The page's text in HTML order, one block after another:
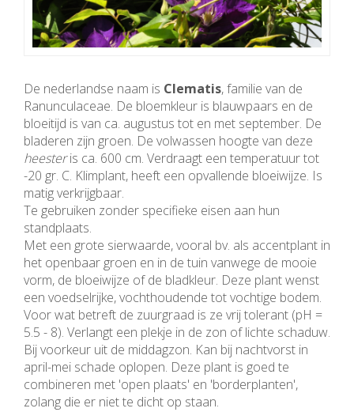
De nederlandse naam is Clematis, familie van de
Ranunculaceae. De bloemkleur is blauwpaars en de
bloeitijd is van ca. augustus tot en met september. De
bladeren zijn groen. De volwassen hoogte van deze
heesteris ca. 600 cm. Verdraagt een temperatuur tot
-20 gr. C. Klimplant, heeft een opvallende bloeiwijze. Is
matig verkrijgbaar.
Te gebruiken zonder specifieke eisen aan hun
standplaats.
Met een grote sierwaarde, vooral bv. als accentplant in
het openbaar groen en in de tuin vanwege de mooie
vorm, de bloeiwijze of de bladkleur. Deze plant wenst
een voedselrijke, vochthoudende tot vochtige bodem.
Voor wat betreft de zuurgraad is ze vrij tolerant (pH =
5.5 - 8). Verlangt een plekje in de zon of lichte schaduw.
Bij voorkeur uit de middagzon. Kan bij nachtvorst in
april-mei schade oplopen. Deze plant is goed te
combineren met 'open plaats' en 'borderplanten',
zolang die er niet te dicht op staan.